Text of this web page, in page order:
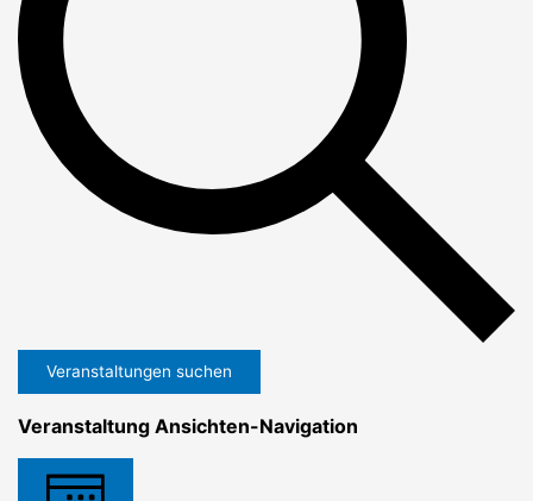
Veranstaltungen suchen
Veranstaltung Ansichten-Navigation